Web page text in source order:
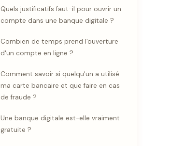
Quels justificatifs faut-il pour ouvrir un
compte dans une banque digitale ?
Combien de temps prend l'ouverture
d'un compte en ligne ?
Comment savoir si quelqu'un a utilisé
ma carte bancaire et que faire en cas
de fraude ?
Une banque digitale est-elle vraiment
gratuite ?